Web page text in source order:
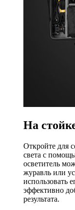
На
Откройте для
света с
осветитель
журавль или
использовать
эффективно
результата.